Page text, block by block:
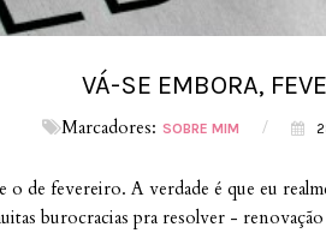
VÁ-SE EMBORA,
Marcadores: SOBRE MIM /
o de fevereiro. A verdade é que eu
burocracias pra resolver -